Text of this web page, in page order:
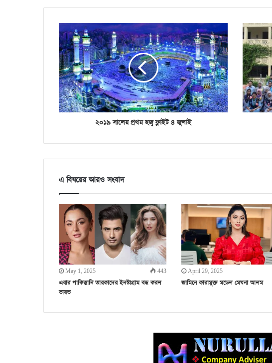
২০১৯ সালের প্রথম হজ্ব ফ্লাইট ৪ জুলাই
এ বিষয়ের আরও সংবাদ
May 1, 2025 443
এবার পাকিস্তানি তারকাদের ইনস্টাগ্রাম বন্ধ করল
ভারত
April 29, 2025
জামিনে কারামুক্ত মডেল মেঘনা আলম